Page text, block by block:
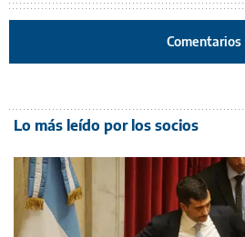
Comentarios
Lo más leído por los socios